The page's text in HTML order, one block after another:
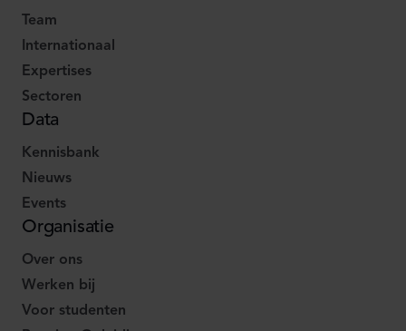
Team
Internationaal
Expertises
Sectoren
Data
Kennisbank
Nieuws
Events
Organisatie
Over ons
Werken bij
Voor studenten